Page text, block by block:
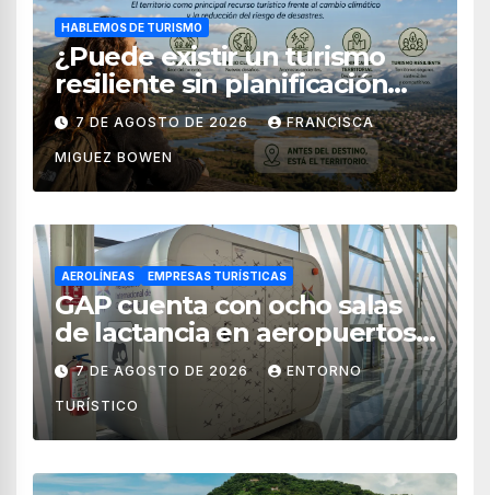
HABLEMOS DE TURISMO
¿Puede existir un turismo
resiliente sin planificación
territorial?
7 DE AGOSTO DE 2026 FRANCISCA
MIGUEZ BOWEN
AEROLÍNEAS EMPRESAS TURÍSTICAS
GAP cuenta con ocho salas
de lactancia en aeropuertos
de México
7 DE AGOSTO DE 2026 ENTORNO
TURÍSTICO